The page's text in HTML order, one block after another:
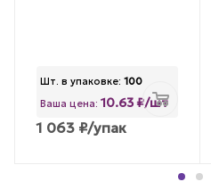
Шт. в упаковке: 100
Ваша цена: 10.63 ₽/шт
1 063 ₽/упак